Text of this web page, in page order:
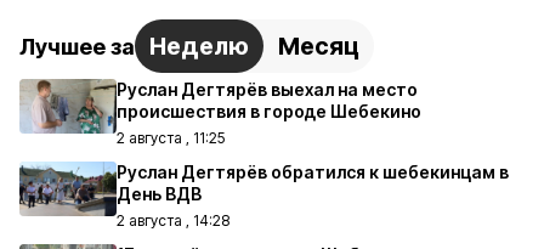
Лучшее за Неделю Месяц
Руслан Дегтярёв выехал на место
происшествия в городе Шебекино
2 августа , 11:25
Руслан Дегтярёв обратился к шебекинцам в
День ВДВ
2 августа , 14:28